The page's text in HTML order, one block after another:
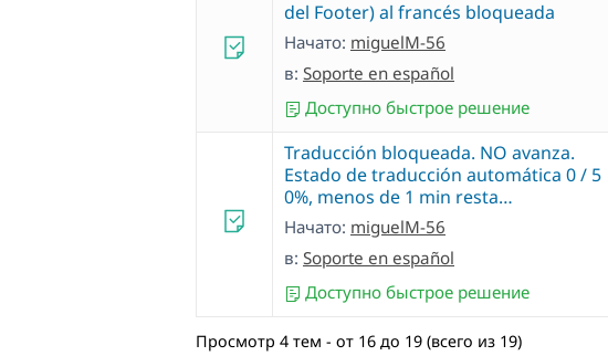
del Footer) al francés bloqueada
Начато: miguelM-56
в: Soporte en español
Доступно быстрое решение
Traducción bloqueada. NO avanza.
Estado de traducción automática 0 / 5
0%, menos de 1 min resta…
Начато: miguelM-56
в: Soporte en español
Доступно быстрое решение
Просмотр 4 тем - от 16 до 19 (всего из 19)